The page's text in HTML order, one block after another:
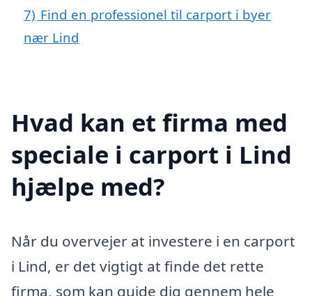
7) Find en professionel til carport i byer
nær Lind
Hvad kan et firma med
speciale i carport i Lind
hjælpe med?
Når du overvejer at investere i en carport
i Lind, er det vigtigt at finde det rette
firma, som kan guide dig gennem hele